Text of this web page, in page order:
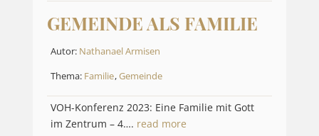
GEMEINDE ALS FAMILIE
Autor: Nathanael Armisen
Thema: Familie,Gemeinde
VOH-Konferenz 2023: Eine Familie mit Gott
im Zentrum – 4…. read more